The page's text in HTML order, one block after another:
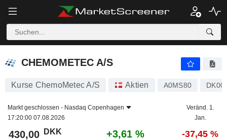
CHEMOMETEC A/S 430,00
CHEMOMETEC A/S
Kurse ChemoMetec A/S Aktien A0MS80
Markt geschlossen - Nasdaq Copenhagen
17:20:00 07.08.2026
Veränd. 1.
Jan.
430,00 DKK +3,61 % -37,45 %